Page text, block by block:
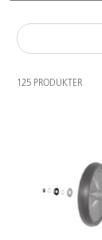
125 PRODUKTER